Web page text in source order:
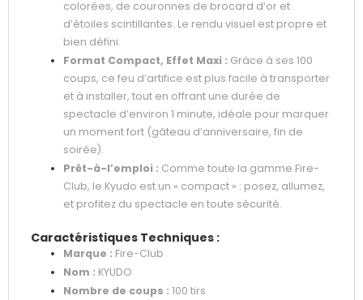
colorées, de couronnes de brocard d’or et
d’étoiles scintillantes. Le rendu visuel est propre et
bien défini.
Format Compact, Effet Maxi : Grâce à ses 100
coups, ce feu d’artifice est plus facile à transporter
et à installer, tout en offrant une durée de
spectacle d’environ 1 minute, idéale pour marquer
un moment fort (gâteau d’anniversaire, fin de
soirée).
Prêt-à-l’emploi : Comme toute la gamme Fire-
Club, le Kyudo est un « compact » : posez, allumez,
et profitez du spectacle en toute sécurité.
Caractéristiques Techniques :
Marque : Fire-Club
Nom : KYUDO
Nombre de coups : 100 tirs